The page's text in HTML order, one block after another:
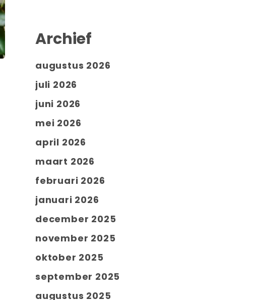
Archief
augustus 2026
juli 2026
juni 2026
mei 2026
april 2026
maart 2026
februari 2026
januari 2026
december 2025
november 2025
oktober 2025
september 2025
augustus 2025